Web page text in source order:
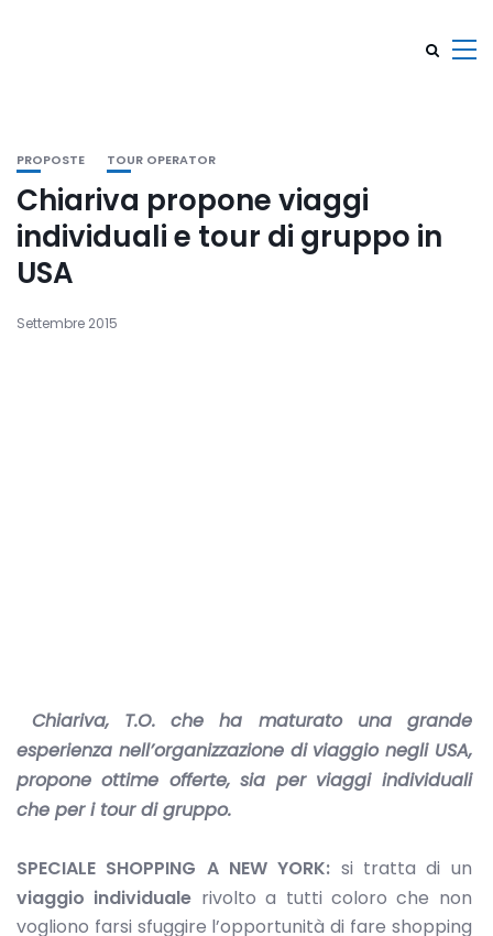
PROPOSTE TOUR OPERATOR
Chiariva propone viaggi
individuali e tour di gruppo in
USA
Settembre 2015
Chiariva, T.O. che ha maturato una grande
esperienza nell’organizzazione di viaggio negli USA,
propone ottime offerte, sia per viaggi individuali
che per i tour di gruppo.
SPECIALE SHOPPING A NEW YORK: si tratta di un
viaggio individuale rivolto a tutti coloro che non
vogliono farsi sfuggire l’opportunità di fare shopping